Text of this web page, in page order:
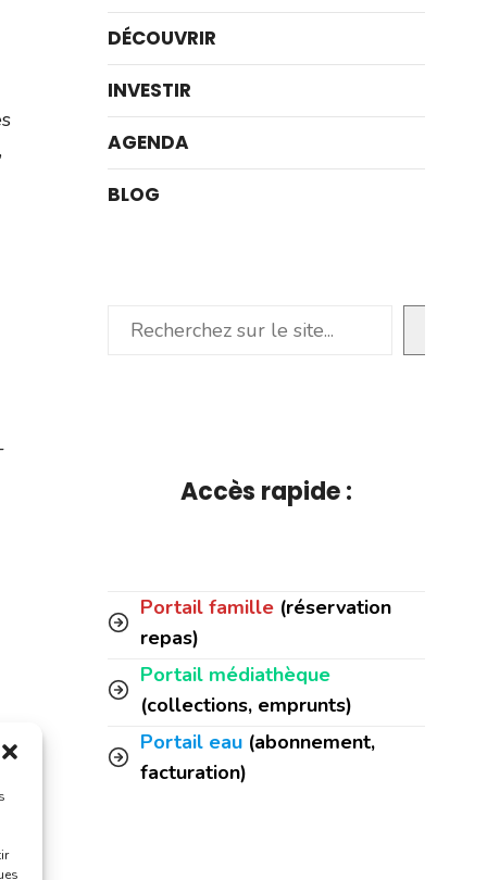
DÉCOUVRIR
INVESTIR
AGENDA
BLOG
Rechercher
Accès rapide :
Portail famille (réservation
repas)
Portail médiathèque
(collections, emprunts)
Portail eau (abonnement,
facturation)